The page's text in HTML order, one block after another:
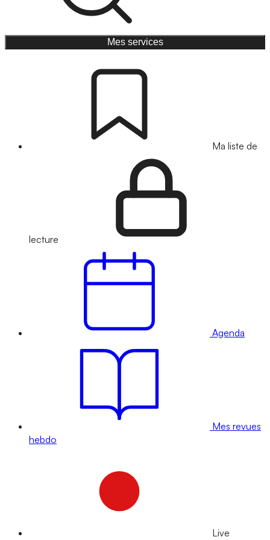
Mes services
Ma liste de
lecture
Agenda
Mes revues
hebdo
Live